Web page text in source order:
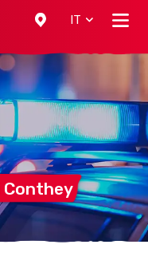
IT
Conthey